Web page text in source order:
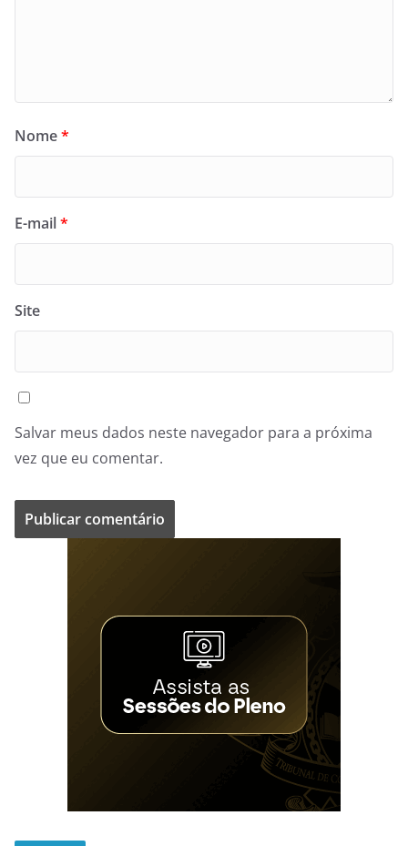
Nome*
E-mail*
Site
Salvar meus dados neste navegador para a próxima
vez que eu comentar.